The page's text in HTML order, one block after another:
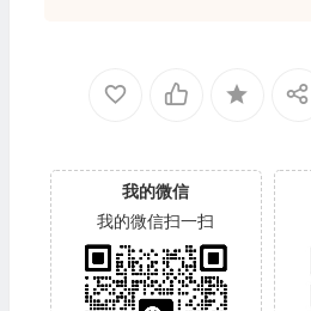
我的微信
我的微信扫一扫